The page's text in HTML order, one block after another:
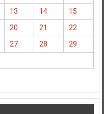
13 14
15
20 21
22
27 28
29